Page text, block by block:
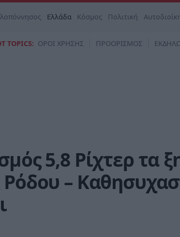
Ελλάδα Κόσμος Πολιτική
TOPICS: ΟΡΟΙ ΧΡΗΣΗΣ ΠΡΟΟΡΙΣΜΟΣ
5,8 Ρίχτερ τα
–